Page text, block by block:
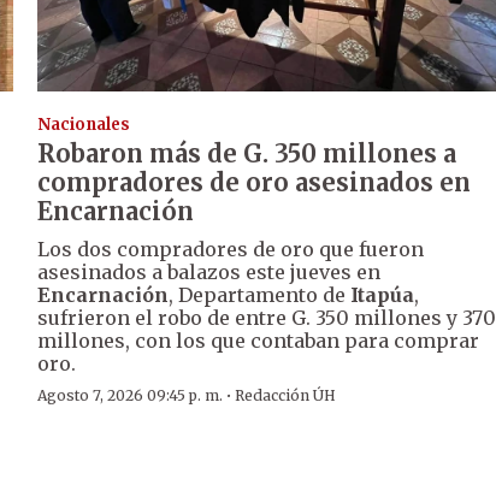
Nacionales
Robaron más de G. 350 millones a
compradores de oro asesinados en
Encarnación
Los dos compradores de oro que fueron
asesinados a balazos este jueves en
Encarnación, Departamento de Itapúa,
sufrieron el robo de entre G. 350 millones y 370
millones, con los que contaban para comprar
oro.
Agosto 7, 2026 09:45 p. m. ·Redacción ÚH